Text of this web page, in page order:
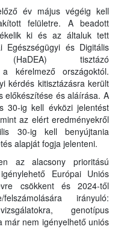
év május végéig kell
felületre. A beadott
ki és az általuk tett
Egészségügyi és Digitális
tisztázó
kérelmező országoktól.
kérdés kitisztázásra került
előkészítése és aláírása. A
30-ig kell évközi jelentést
az elért eredményekről
30-ig kell benyújtania
alapját fogja jelenteni.
az alacsony prioritású
Európai Uniós
csökkent és 2024-től
irányuló:
genotípus
már nem igényelhető uniós